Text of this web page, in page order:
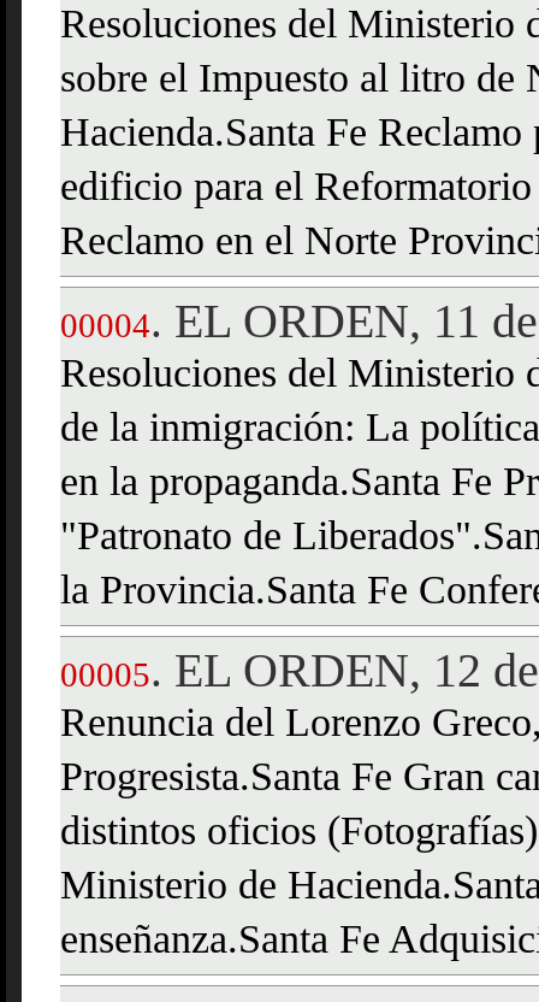
Resoluciones del Ministerio
sobre el Impuesto al litro
Hacienda.Santa Fe
edificio para el
Reclamo en el Norte
00004. EL ORDEN, 11
Resoluciones del Ministerio
de la inmigración: La
en la propaganda.Santa Fe
"Patronato de
la Provincia.Santa Fe
00005. EL ORDEN, 12
Renuncia del Lorenzo
Progresista.Santa Fe Gran
distintos oficios
Ministerio de
enseñanza.Santa Fe